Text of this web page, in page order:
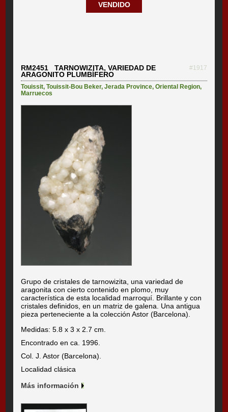
VENDIDO
RM2451 TARNOWIZITA, VARIEDAD DE
ARAGONITO PLUMBÍFERO
#1917
Touissit,Touissit-Bou Beker,Jerada Province,Oriental Region,
Marruecos
Grupo de cristales de tarnowizita, una variedad de
aragonita con cierto contenido en plomo, muy
característica de esta localidad marroquí. Brillante y con
cristales definidos, en un matriz de galena. Una antigua
pieza perteneciente a la colección Astor (Barcelona).
Medidas: 5.8 x 3 x 2.7 cm.
Encontrado en ca. 1996.
Col. J. Astor (Barcelona).
Localidad clásica
Más información